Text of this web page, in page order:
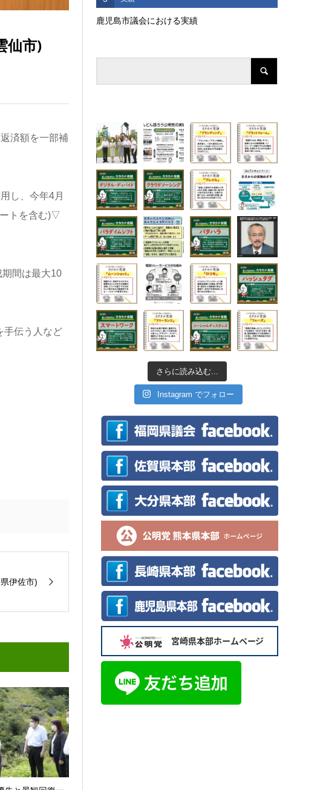
仙市)
済額を一部補
し、今年4月
トを含む)▽
間は最大10
手伝う人など
伊佐市)
鹿児島市議会における実績
さらに読み込む...
Instagram でフォロー